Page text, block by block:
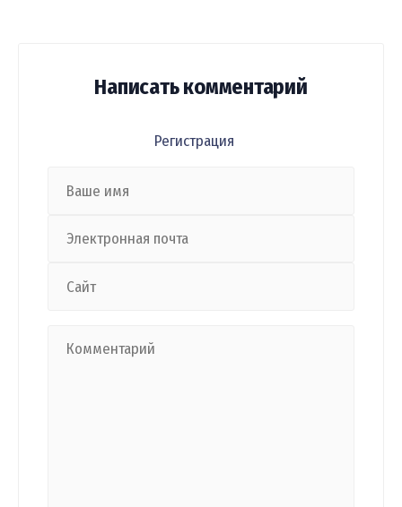
Написать комментарий
Регистрация